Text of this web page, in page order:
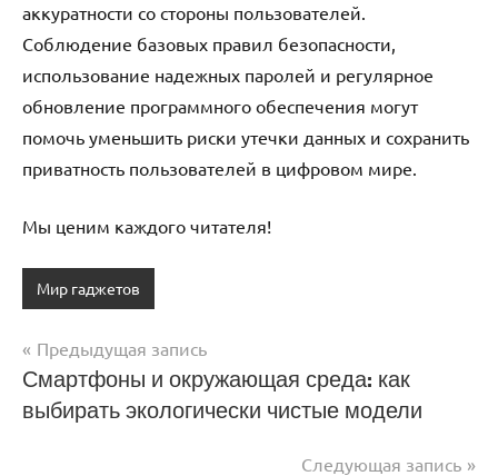
аккуратности со стороны пользователей.
Соблюдение базовых правил безопасности,
использование надежных паролей и регулярное
обновление программного обеспечения могут
помочь уменьшить риски утечки данных и сохранить
приватность пользователей в цифровом мире.
Мы ценим каждого читателя!
Мир гаджетов
Навигация
по
Предыдущая запись
Смартфоны и окружающая среда: как
выбирать экологически чистые модели
Следующая запись